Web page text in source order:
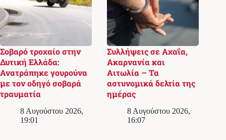
Σοβαρό τροχαίο στην
Δυτική Ελλάδα:
Ανατράπηκε γουρούνα
με τον οδηγό σοβαρά
τραυματία
8 Αυγούστου 2026,
19:01
Συλλήψεις σε Αχαΐα,
Ακαρνανία και
Αιτωλία – Τα
αστυνομικά δελτία της
ημέρας
8 Αυγούστου 2026,
16:07